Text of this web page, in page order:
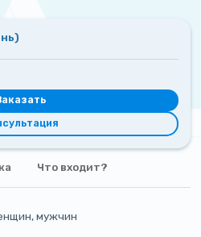
Что входит?
мужчин